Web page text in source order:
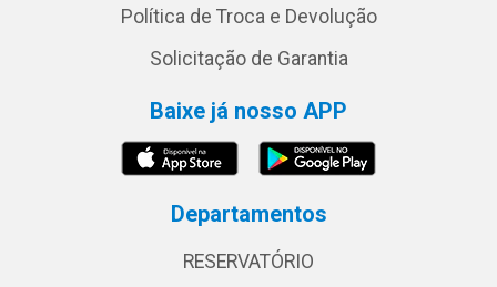
Política de Troca e Devolução
Solicitação de Garantia
Baixe já nosso APP
Departamentos
RESERVATÓRIO